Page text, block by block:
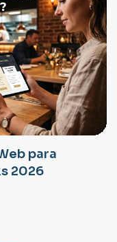
para
2026